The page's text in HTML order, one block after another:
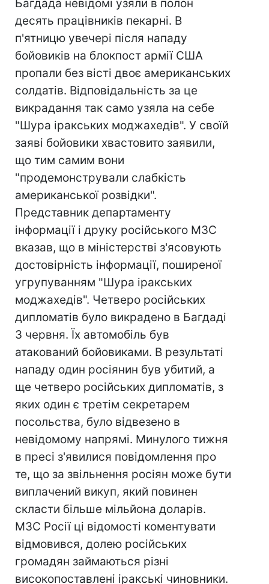
Багдада невідомі узяли в полон
десять працівників пекарні. В
п'ятницю увечері після нападу
бойовиків на блокпост армії США
пропали без вісті двоє американських
солдатів. Відповідальність за це
викрадання так само узяла на себе
"Шура іракських моджахедів". У своїй
заяві бойовики хвастовито заявили,
що тим самим вони
"продемонстрували слабкість
американської розвідки".
Представник департаменту
інформації і друку російського МЗС
вказав, що в міністерстві з'ясовують
достовірність інформації, поширеної
угрупуванням "Шура іракських
моджахедів". Четверо російських
дипломатів було викрадено в Багдаді
3 червня. Їх автомобіль був
атакований бойовиками. В результаті
нападу один росіянин був убитий, а
ще четверо російських дипломатів, з
яких один є третім секретарем
посольства, було відвезено в
невідомому напрямі. Минулого тижня
в пресі з'явилися повідомлення про
те, що за звільнення росіян може бути
виплачений викуп, який повинен
скласти більше мільйона доларів.
МЗС Росії ці відомості коментувати
відмовився, долею російських
громадян займаються різні
високопоставлені іракські чиновники.